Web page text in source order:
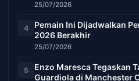
25/07/2026
4
Pemain Ini Dijadwalkan
2026 Berakhir
25/07/2026
5
Enzo Maresca Tegaskan
Guardiola di Manchester